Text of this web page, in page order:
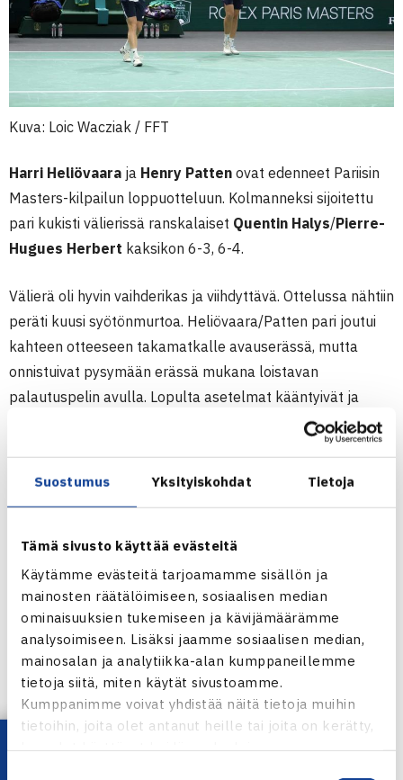
Suostumus Yksityiskohdat Tietoja
Tämä sivusto käyttää evästeitä
Käytämme evästeitä tarjoamamme sisällön ja
mainosten räätälöimiseen, sosiaalisen median
ominaisuuksien tukemiseen ja kävijämäärämme
analysoimiseen. Lisäksi jaamme sosiaalisen median,
mainosalan ja analytiikka-alan kumppaneillemme
tietoja siitä, miten käytät sivustoamme.
Kumppanimme voivat yhdistää näitä tietoja muihin
tietoihin, joita olet antanut heille tai joita on kerätty,
kun olet käyttänyt heidän palvelujaan.
Kuva: Loic Wacziak / FFT
Harri Heliövaara ja Henry Patten ovat edenneet Pariisin
Masters-kilpailun loppuotteluun. Kolmanneksi sijoitettu
pari kukisti välierissä ranskalaiset Quentin Halys/Pierre-
Hugues Herbert kaksikon 6-3, 6-4.
Välierä oli hyvin vaihderikas ja viihdyttävä. Ottelussa nähtiin
peräti kuusi syötönmurtoa. Heliövaara/Patten pari joutui
kahteen otteeseen takamatkalle avauserässä, mutta
onnistuivat pysymään erässä mukana loistavan
palautuspelin avulla. Lopulta asetelmat kääntyivät ja
toisessa erässä suomalais-brittiläisen parin vahva meno
Lopputuloksena oli uran ensimmäinen ATP Masters 1000 -
”Tänään oli aika hieno matsi. Tuloksellisesti tietysti
loistava suoritus meiltä. Ottelun alussa tapahtui
kaikenlaista. Vastustajat mursivat Henryn kahteen
kertaan, mutta oli todella hyvä reaktio meiltä; ei stressattu
liikaa ja pidettiin ilo ja rauhallisuus mukana. Se kannatti, ja
päästiin tasoihin ja ohi. Meidän palautuspeli oli fantastista
tänään ja lopulta tiukoissa paikoissa onnistuttiin. Voidaan